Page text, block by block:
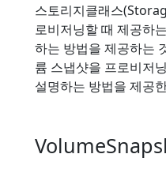
스토리지클래스
로비저닝할 때 제공하
하는 방법을 제공하는
륨 스냅샷을 프로비저
설명하는 방법을 제공